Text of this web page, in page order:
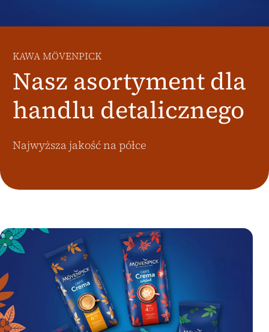
KAWA MÖVENPICK
Nasz asortyment dla
handlu detalicznego
Najwyższa jakość na półce
United Kingdom